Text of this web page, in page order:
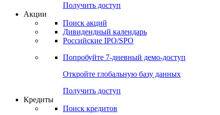
Получить доступ
Акции
Поиск акций
Дивидендный календарь
Российские IPO/SPO
Попробуйте 7-дневный демо-доступ
Откройте глобальную базу данных
Получить доступ
Кредиты
Поиск кредитов